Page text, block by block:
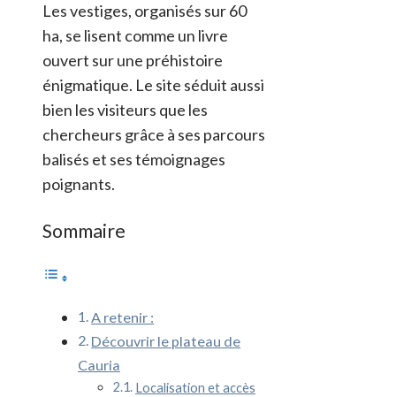
Les vestiges, organisés sur 60
ha, se lisent comme un livre
ouvert sur une préhistoire
énigmatique. Le site séduit aussi
bien les visiteurs que les
chercheurs grâce à ses parcours
balisés et ses témoignages
poignants.
Sommaire
A retenir :
Découvrir le plateau de
Cauria
Localisation et accès